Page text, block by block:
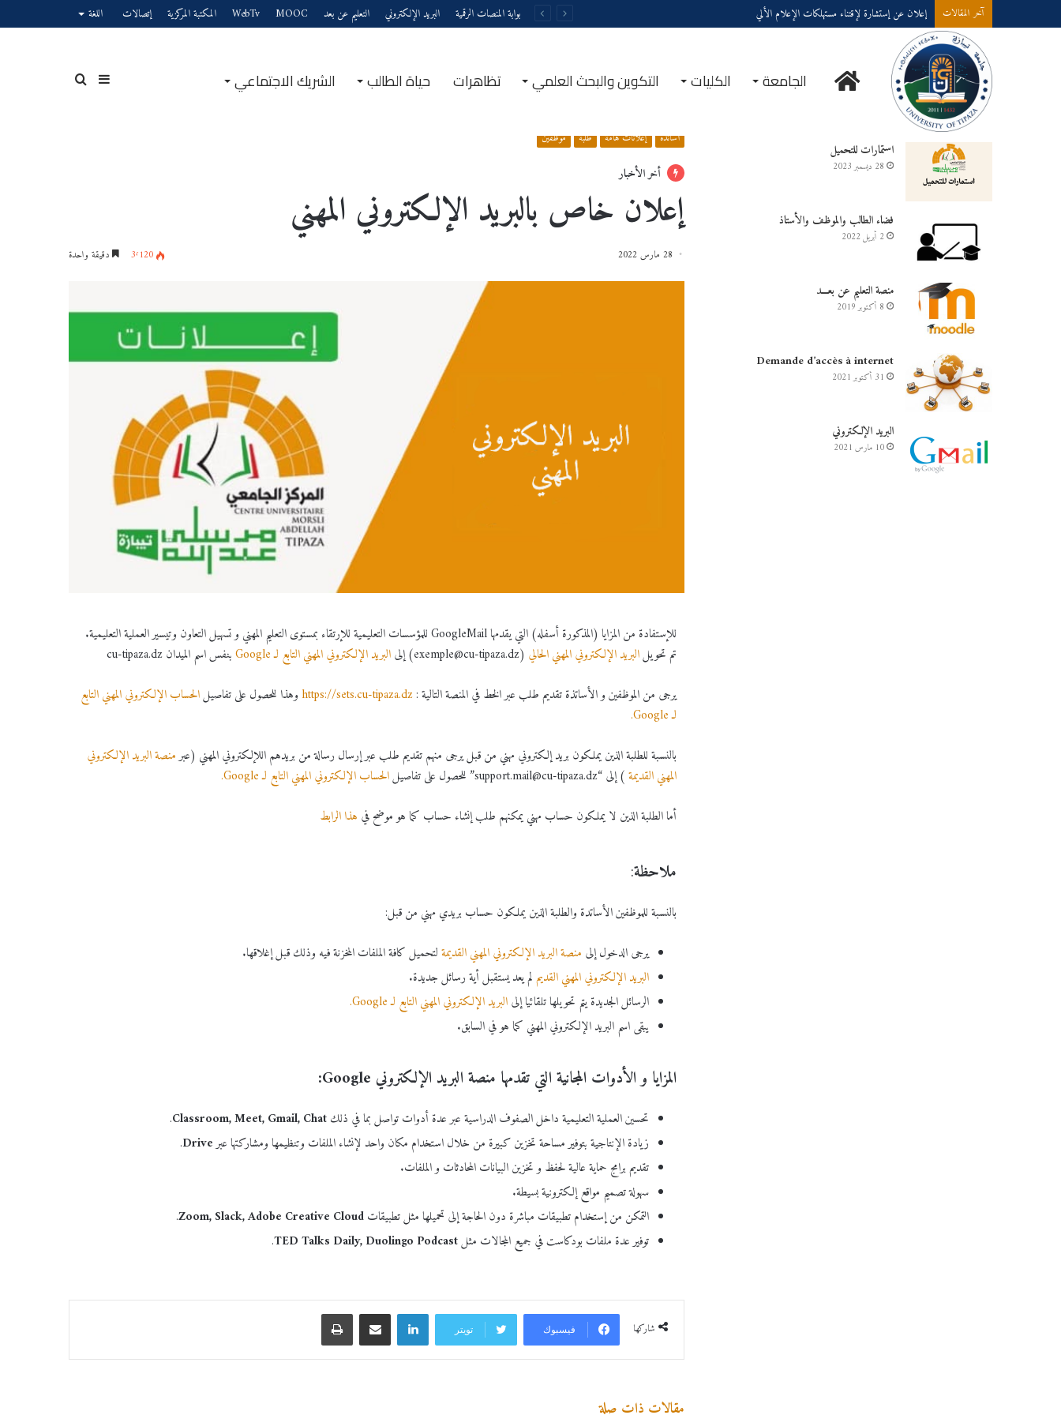
آخر المقالات إعلان عن إستشارة لإقتناء مستهلكات الإعلام الألي بوابة المنصات الرقمية البريد الإلكتروني التعليم عن بعد MOOC
WebTv المكتبة المركزية إتصالات اللغة
الجامعة الكليات التكوين والبحث العلمي تظاهرات حياة الطالب الشريك الاجتماعي
أساتذة إعلانات هامة طلبة موظفين
أخر الأخبار
إعلان خاص بالبريد الإلكتروني المهني
28 مارس 2022 3٬120 دقيقة واحدة
للإستفادة من المزايا (المذكورة أسفله) التي يقدمها GoogleMail للمؤسسات التعليمية للإرتقاء بمستوى التعليم المهني و تسهيل التعاون وتيسير العملية التعليمية.
تم تحويلالبريد الإلكتروني المهني الحالي (exemple@cu-tipaza.dz) إلى البريد الإلكتروني المهني التابع لـ Google
بنفس اسم الميدان cu-tipaza.dz
يرجى من الموظفين و الأساتذة تقديم طلب عبر الخط في المنصة التالية :https://sets.cu-tipaza.dzوهذا للحصول على تفاصيلالحساب الإلكتروني المهني التابع
لـ Google.
بالنسبة للطلبة الذين يملكون بريد إلكتروني مهني من قبل يرجى منهم تقديم طلب عبر إرسال رسالة من بريدهم اللإلكتروني المهني (عبرمنصة البريد الإلكتروني
المهني القديمة) إلى “support.mail@cu-tipaza.dz” للحصول على تفاصيل
الحساب الإلكتروني المهني التابع لـ Google.
أما الطلبة الذين لا يملكون حساب مهني يمكنهم طلب إنشاء حساب كما هو موضح في هذا الرابط
ملاحظة:
بالنسبة للموظفين الأساتدة والطلبة الذين يملكون حساب بريدي مهني من قبل:
يرجى الدخول إلى منصة البريد الإلكتروني المهني القديمةلتحميل كافة الملفات المخزنة فيه وذلك قبل إغلاقها.
البريد الإلكتروني المهني القديملم يعد يستقبل أية رسائل جديدة.
الرسائل الجديدة يتم تحويلها تلقائيا إلىالبريد الإلكتروني المهني التابع لـ Google.
يبقى اسم البريد الإلكتروني المهني كما هو في السابق.
المزايا و الأدوات المجانية التي تقدمها منصة البريد الإلكتروني Google:
تحسين العملية التعليمية داخل الصفوف الدراسية عبر عدة أدوات تواصل بما في ذلكClassroom, Meet, Gmail, Chat
.
زيادة الإنتاجية بتوفير مساحة تخزين كبيرة من خلال استخدام مكان واحد لإنشاء الملفات وتنظيمها ومشاركتها عبرDrive
.
تقديم برامج حماية عالية لحفظ و تخزين البيانات المحادثات و الملفات.
سهولة تصميم مواقع إلكترونية بسيطة.
التمكن من إستخدام تطبيقات مباشرة دون الحاجة إلى تحميلها مثل تطبيقاتZoom, Slack, Adobe Creative Cloud
.
توفير عدة ملفات بودكاست في جميع المجالات مثلTED Talks Daily, Duolingo Podcast
.
شاركها فيسبوك تويتر
مقالات ذات صلة
خدمــــات على الخـط
استمارات للتحميل
28 ديسمبر 2023
فضاء الطالب والموظف والأستاذ
2 أبريل 2022
منصة التعليم عن بعـــد
8 أكتوبر 2019
Demande d’accès à internet
31 أكتوبر 2021
البريد الإلكتروني
10 مارس 2021